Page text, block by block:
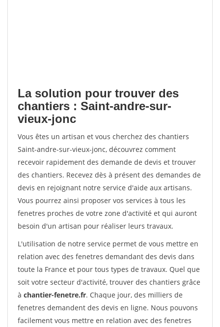
La solution pour trouver des
chantiers : Saint-andre-sur-
vieux-jonc
Vous êtes un artisan et vous cherchez des chantiers
Saint-andre-sur-vieux-jonc, découvrez comment
recevoir rapidement des demande de devis et trouver
des chantiers. Recevez dès à présent des demandes de
devis en rejoignant notre service d'aide aux artisans.
Vous pourrez ainsi proposer vos services à tous les
fenetres proches de votre zone d'activité et qui auront
besoin d'un artisan pour réaliser leurs travaux.
L'utilisation de notre service permet de vous mettre en
relation avec des fenetres demandant des devis dans
toute la France et pour tous types de travaux. Quel que
soit votre secteur d'activité, trouver des chantiers grâce
à chantier-fenetre.fr. Chaque jour, des milliers de
fenetres demandent des devis en ligne. Nous pouvons
facilement vous mettre en relation avec des fenetres